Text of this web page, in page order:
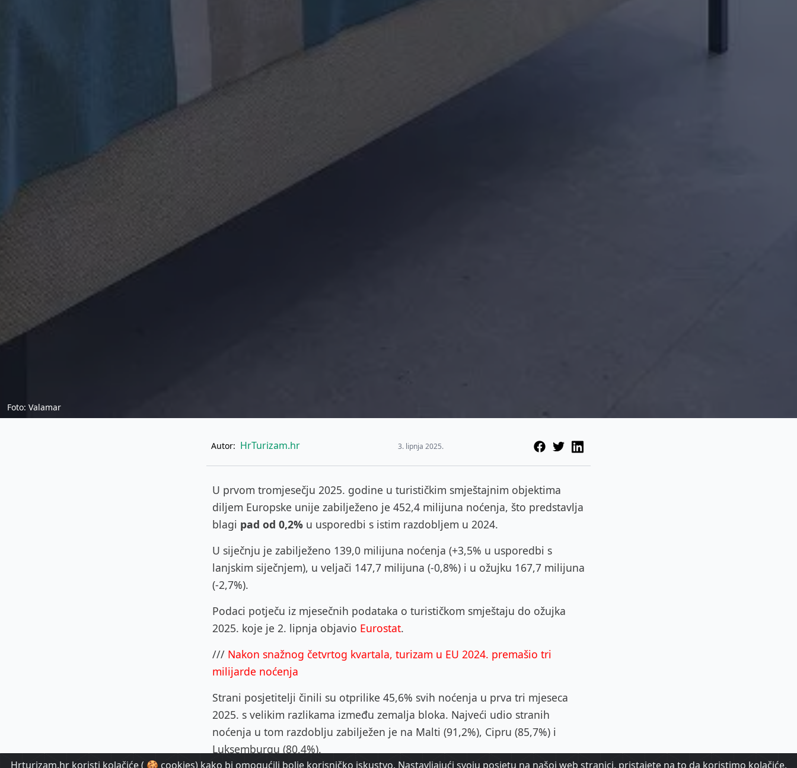
Foto: Valamar
Autor: HrTurizam.hr 3. lipnja 2025.
U prvom tromjesečju 2025. godine u turističkim smještajnim objektima
diljem Europske unije zabilježeno je 452,4 milijuna noćenja, što predstavlja
blagi pad od 0,2% u usporedbi s istim razdobljem u 2024.
U siječnju je zabilježeno 139,0 milijuna noćenja (+3,5% u usporedbi s
lanjskim siječnjem), u veljači 147,7 milijuna (-0,8%) i u ožujku 167,7 milijuna
(-2,7%).
Podaci potječu iz mjesečnih podataka o turističkom smještaju do ožujka
2025. koje je 2. lipnja objavio Eurostat.
/// Nakon snažnog četvrtog kvartala, turizam u EU 2024. premašio tri
milijarde noćenja
Strani posjetitelji činili su otprilike 45,6% svih noćenja u prva tri mjeseca
2025. s velikim razlikama između zemalja bloka. Najveći udio stranih
noćenja u tom razdoblju zabilježen je na Malti (91,2%), Cipru (85,7%) i
Luksemburgu (80,4%).
Hrturizam.hr koristi kolačiće ( 🍪 cookies) kako bi omogućili bolje korisničko iskustvo. Nastavljajući svoju posjetu na našoj web stranici, pristajete na to da koristimo kolačiće,